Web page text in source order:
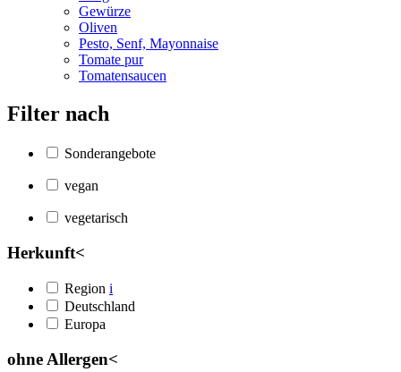
Gewürze
Oliven
Pesto, Senf, Mayonnaise
Tomate pur
Tomatensaucen
Filter nach
Sonderangebote
vegan
vegetarisch
Herkunft<
Region i
Deutschland
Europa
ohne Allergen<